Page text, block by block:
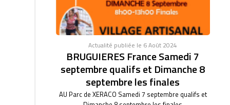
Actualité publiée le 6 Août 2024
BRUGUIERES France Samedi 7
septembre qualifs et Dimanche 8
septembre les finales
AU Parc de XERACO Samedi 7 septembre qualifs et